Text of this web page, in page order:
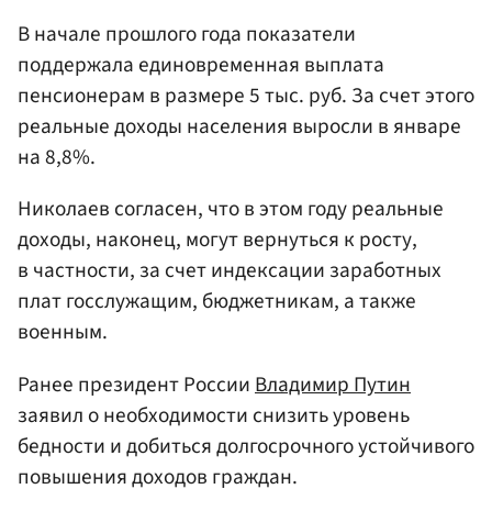
В начале прошлого года показатели
поддержала единовременная выплата
пенсионерам в размере 5 тыс. руб. За счет этого
реальные доходы населения выросли в январе
на 8,8%.
Николаев согласен, что в этом году реальные
доходы, наконец, могут вернуться к росту,
в частности, за счет индексации заработных
плат госслужащим, бюджетникам, а также
военным.
Ранее президент РоссииВладимир Путин
заявил о необходимости снизить уровень
бедности и добиться долгосрочного устойчивого
повышения доходов граждан.